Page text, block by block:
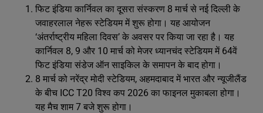
फिट इंडिया कार्निवल का दूसरा संस्करण 8 मार्च से नई दिल्ली के
जवाहरलाल नेहरू स्टेडियम में शुरू होगा। यह आयोजन
‘अंतर्राष्ट्रीय महिला दिवस’ के अवसर पर किया जा रहा है। यह
कार्निवल 8, 9 और 10 मार्च को मेजर ध्यानचंद स्टेडियम में 64वें
फिट इंडिया संडेज ऑन साइकिल के समापन के बाद होगा।
8 मार्च को नरेंद्र मोदी स्टेडियम, अहमदाबाद में भारत और न्यूजीलैंड
के बीच ICC T20 विश्व कप 2026 का फाइनल मुकाबला होगा।
यह मैच शाम 7 बजे शुरू होगा।